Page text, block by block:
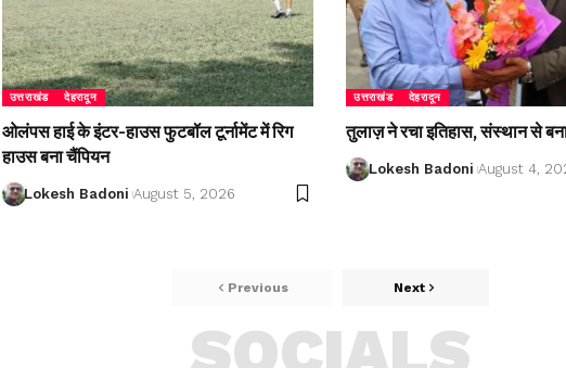
उत्तराखंड देहरादून
ओलंपस हाई के इंटर-हाउस फुटबॉल टूर्नामेंट में रिग
हाउस बना चैंपियन
Lokesh Badoni August 5, 2026
उत्तराखंड देहरादून
तुलाज़ ने रचा इतिहास, संस्थान से बना
Lokesh Badoni August 4,
Previous Next
SOCIALS